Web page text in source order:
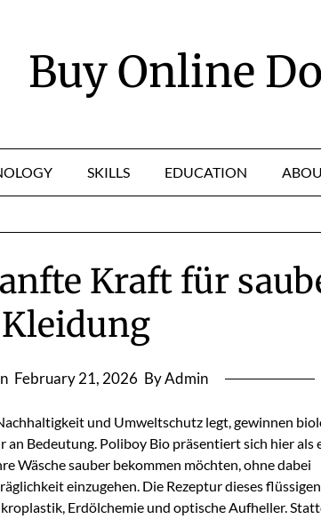
Buy Online
SKILLS EDUCATION
Kraft für
Kleidung
February 21, 2026 By Admin
und Umweltschutz legt, gewinnen
Bedeutung. Poliboy Bio präsentiert sich hier als
Wäsche sauber bekommen möchten, ohne dabei
einzugehen. Die Rezeptur dieses flüssigen
Erdölchemie und optische Aufheller.